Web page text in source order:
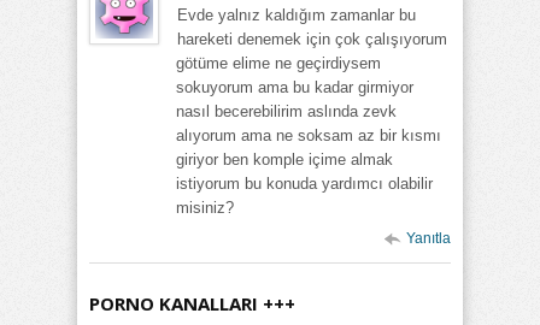
Evde yalnız kaldığım zamanlar bu
hareketi denemek için çok çalışıyorum
götüme elime ne geçirdiysem
sokuyorum ama bu kadar girmiyor
nasıl becerebilirim aslında zevk
alıyorum ama ne soksam az bir kısmı
giriyor ben komple içime almak
istiyorum bu konuda yardımcı olabilir
misiniz?
Yanıtla
PORNO KANALLARI +++